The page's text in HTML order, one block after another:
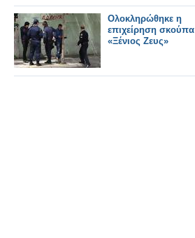
Ολοκληρώθηκε η
επιχείρηση σκούπα
«Ξένιος Ζευς»